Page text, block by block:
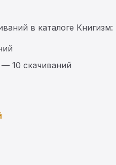
в каталоге Книгизм:
— 10 скачиваний